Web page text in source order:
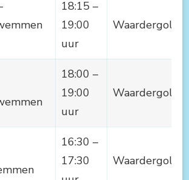
18:15 –
19:00
uur
Waardergolf
18:00 –
19:00
uur
Waardergolf
16:30 –
17:30
Waardergolf